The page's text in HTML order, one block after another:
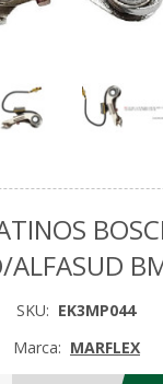
SKU: EK3MP044
Marca: MARFLEX